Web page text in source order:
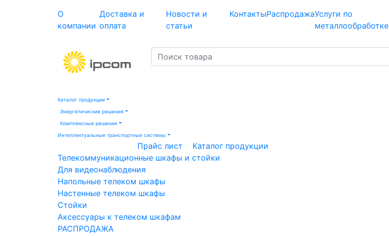
О
компании
Доставка и
оплата
Новости и
статьи
КонтактыРаспродажаУслуги по
металлообработке
Каталог продукции
Энергетичиские решения
Комплексные решения
Интеллектуальные транспортные системы
Прайс лист
Каталог продукции
Телекоммуникационные шкафы и стойки
Для видеонаблюдения
Напольные телеком шкафы
Настенные телеком шкафы
Стойки
Аксессуары к телеком шкафам
РАСПРОДАЖА